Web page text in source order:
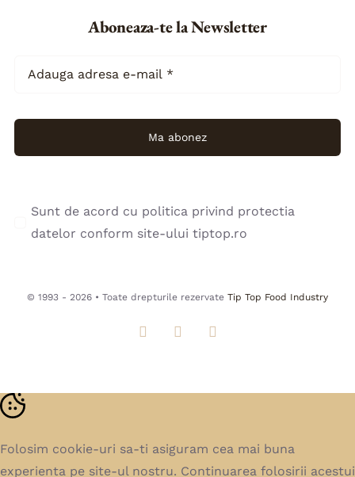
Aboneaza-te la Newsletter
Ma abonez
Sunt de acord cu politica privind protectia
datelor conform site-ului tiptop.ro
© 1993 - 2026 • Toate drepturile rezervate Tip Top Food Industry
Folosim cookie-uri sa-ti asiguram cea mai buna
experienta pe site-ul nostru. Continuarea folosirii acestui